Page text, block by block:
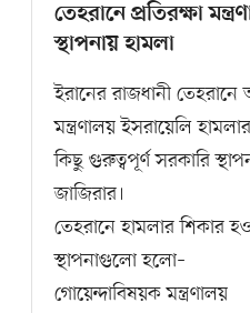
তেহরানে প্রতিরক্ষা
স্থাপনায় হামলা
ইরানের রাজধানী তেহরানে
মন্ত্রণালয় ইসরায়েলি
কিছু গুরুত্বপূর্ণ সরকারি
জাজিরার।
তেহরানে হামলার শিকার
স্থাপনাগুলো হলো–
গোয়েন্দাবিষয়ক মন্ত্রণালয়